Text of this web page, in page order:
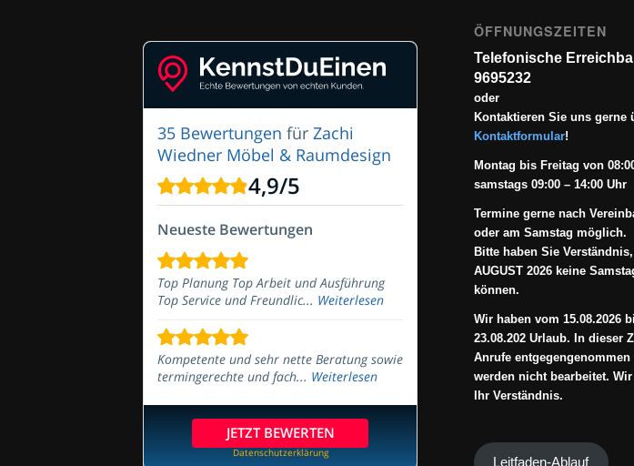
35 Bewertungen für Zachi
Wiedner Möbel & Raumdesign
4,9/5
Neueste Bewertungen
Top Planung Top Arbeit und Ausführung
Top Service und Freundlic... Weiterlesen
Kompetente und sehr nette Beratung sowie
termingerechte und fach... Weiterlesen
JETZT BEWERTEN
Datenschutzerklärung
ÖFFNUNGSZEITEN
Telefonische
9695232
oder
Kontaktieren Sie uns gerne
Kontaktformular!
Montag bis Freitag von
samstags 09:00 – 14:00 Uhr
Termine gerne nach
oder am Samstag möglich.
Bitte haben Sie
AUGUST 2026 keine
können.
Wir haben vom 15.08.2026
23.08.202 Urlaub. In dieser
Anrufe
werden nicht bearbeitet.
Ihr Verständnis.
Leitfaden-Ablauf